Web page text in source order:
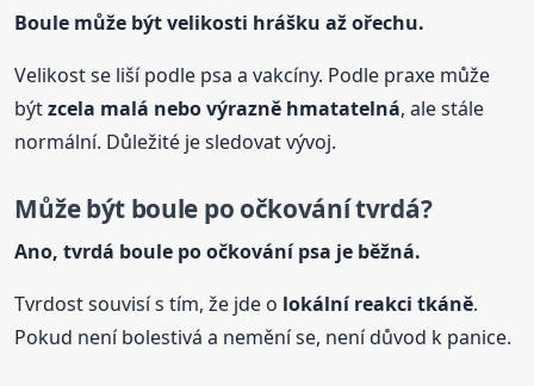
Boule může být velikosti hrášku až ořechu.
Velikost se liší podle psa a vakcíny. Podle praxe může
býtzcela malá nebo výrazně hmatatelná, ale stále
normální. Důležité je sledovat vývoj.
Může být boule po očkování tvrdá?
Ano, tvrdá boule po očkování psa je běžná.
Tvrdost souvisí s tím, že jde o lokální reakci tkáně.
Pokud není bolestivá a nemění se, není důvod k panice.